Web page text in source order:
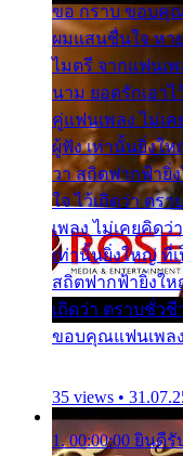
ขอ กราบ ขอบคุ
ผมแสนชื่นใจ หาย
ไมตรี จากแฟนเ
นาม ยอดรักเอาไ
คู่แฟนเพลง ไม่เ
ผู้ฟัง เท่านั้นยิ่งใ
วา สถิตฟากฟ้ายิ่
ใจ ไว้เถิดว่า ตร
เพลง ไม่เคยคิด
เท่านั้นยิ่งใหญ่ ที่
สถิตฟากฟ้ายิ่งให
เถิดว่า ตราบชั่ว
ขอบคุณแฟนเพลง
35 views •
1. 00:00:00 ยินดี